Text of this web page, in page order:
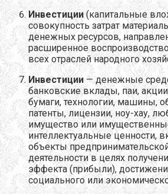
Инвестиции (капитальные
совокупность затрат
денежных ресурсов,
расширенное
всех отраслей народного
Инвестиции — денежные
банковские вклады, паи,
бумаги, технологии, машины,
патенты, лицензии, ноу-хау,
имущество или
интеллектуальные ценности,
объекты
деятельности в целях
эффекта (прибыли),
социального или